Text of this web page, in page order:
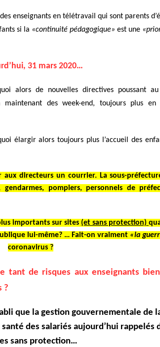
enseignants en télétravail qui sont parents
si la «continuité pédagogique» est une
31 mars 2020…
alors de nouvelles directives poussant
maintenant des week-end, toujours plus en
élargir alors toujours plus l’accueil des
aux directeurs un courrier. La sous-
gendarmes, pompiers, personnels de
importants sur sites (et sans protection)
lui-même? … Fait-on vraiment «la
coronavirus ?
tant de risques aux enseignants
?
que la gestion gouvernementale de
des salariés aujourd’hui rappelés
sans protection…